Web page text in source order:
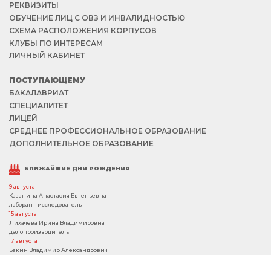
РЕКВИЗИТЫ
ОБУЧЕНИЕ ЛИЦ С ОВЗ И ИНВАЛИДНОСТЬЮ
СХЕМА РАСПОЛОЖЕНИЯ КОРПУСОВ
КЛУБЫ ПО ИНТЕРЕСАМ
ЛИЧНЫЙ КАБИНЕТ
ПОСТУПАЮЩЕМУ
БАКАЛАВРИАТ
СПЕЦИАЛИТЕТ
ЛИЦЕЙ
СРЕДНЕЕ ПРОФЕССИОНАЛЬНОЕ ОБРАЗОВАНИЕ
ДОПОЛНИТЕЛЬНОЕ ОБРАЗОВАНИЕ
БЛИЖАЙШИЕ ДНИ РОЖДЕНИЯ
9 августа
Казанина Анастасия Евгеньевна
лаборант-исследователь
15 августа
Лихачева Ирина Владимировна
делопроизводитель
17 августа
Бакин Владимир Александрович